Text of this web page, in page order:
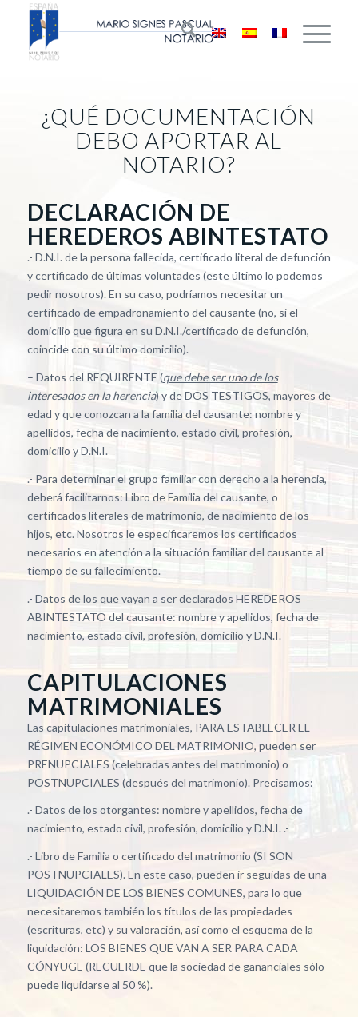
¿QUÉ DOCUMENTACIÓN
DEBO APORTAR AL
NOTARIO?
DECLARACIÓN DE
HEREDEROS ABINTESTATO
.- D.N.I. de la persona fallecida, certificado literal de defunción
y certificado de últimas voluntades (este último lo podemos
pedir nosotros). En su caso, podríamos necesitar un
certificado de empadronamiento del causante (no, si el
domicilio que figura en su D.N.I./certificado de defunción,
coincide con su último domicilio).
– Datos del REQUIRENTE (que debe ser uno de los
interesados en la herencia) y de DOS TESTIGOS, mayores de
edad y que conozcan a la familia del causante: nombre y
apellidos, fecha de nacimiento, estado civil, profesión,
domicilio y D.N.I.
.- Para determinar el grupo familiar con derecho a la herencia,
deberá facilitarnos: Libro de Familia del causante, o
certificados literales de matrimonio, de nacimiento de los
hijos, etc. Nosotros le especificaremos los certificados
necesarios en atención a la situación familiar del causante al
tiempo de su fallecimiento.
.- Datos de los que vayan a ser declarados HEREDEROS
ABINTESTATO del causante: nombre y apellidos, fecha de
nacimiento, estado civil, profesión, domicilio y D.N.I.
CAPITULACIONES
MATRIMONIALES
Las capitulaciones matrimoniales, PARA ESTABLECER EL
RÉGIMEN ECONÓMICO DEL MATRIMONIO, pueden ser
PRENUPCIALES (celebradas antes del matrimonio) o
POSTNUPCIALES (después del matrimonio). Precisamos:
.- Datos de los otorgantes: nombre y apellidos, fecha de
nacimiento, estado civil, profesión, domicilio y D.N.I. .-
.- Libro de Familia o certificado del matrimonio (SI SON
POSTNUPCIALES). En este caso, pueden ir seguidas de una
LIQUIDACIÓN DE LOS BIENES COMUNES, para lo que
necesitaremos también los títulos de las propiedades
(escrituras, etc) y su valoración, así como el esquema de la
liquidación: LOS BIENES QUE VAN A SER PARA CADA
CÓNYUGE (RECUERDE que la sociedad de gananciales sólo
puede liquidarse al 50 %).